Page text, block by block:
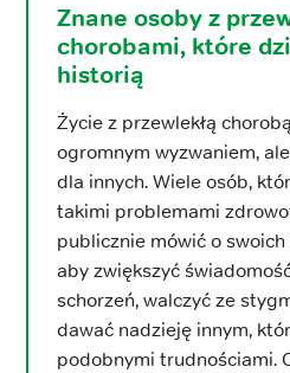
Znane osoby z
chorobami, które
historią
Życie z przewlekłą
ogromnym wyzwaniem,
dla innych. Wiele osób,
takimi problemami
publicznie mówić o
aby zwiększyć
schorzeń, walczyć ze
dawać nadzieję innym,
podobnymi trudnościami.